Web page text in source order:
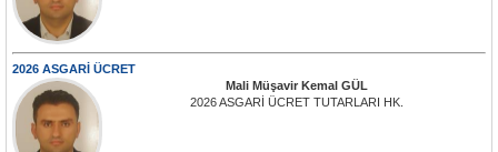
2026 ASGARİ ÜCRET
Mali Müşavir Kemal GÜL
2026 ASGARİ ÜCRET TUTARLARI HK.